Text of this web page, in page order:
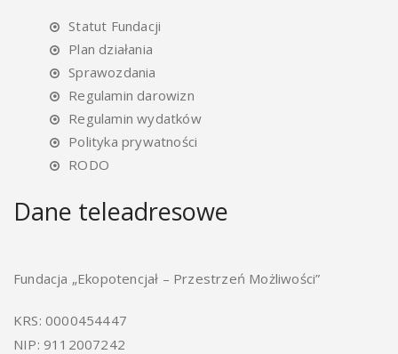
Statut Fundacji
Plan działania
Sprawozdania
Regulamin darowizn
Regulamin wydatków
Polityka prywatności
RODO
Dane teleadresowe
Fundacja „Ekopotencjał – Przestrzeń Możliwości”
KRS: 0000454447
NIP: 9112007242